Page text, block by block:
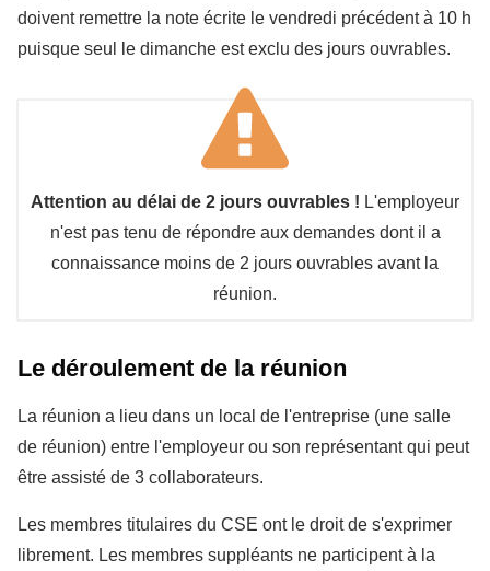
doivent remettre la note écrite le vendredi précédent à 10 h
puisque seul le dimanche est exclu des jours ouvrables.
Attention au délai de 2 jours ouvrables ! L'employeur
n'est pas tenu de répondre aux demandes dont il a
connaissance moins de 2 jours ouvrables avant la
réunion.
Le déroulement de la réunion
La réunion a lieu dans un local de l'entreprise (une salle
de réunion) entre l'employeur ou son représentant qui peut
être assisté de 3 collaborateurs.
Les membres titulaires du CSE ont le droit de s'exprimer
librement. Les membres suppléants ne participent à la